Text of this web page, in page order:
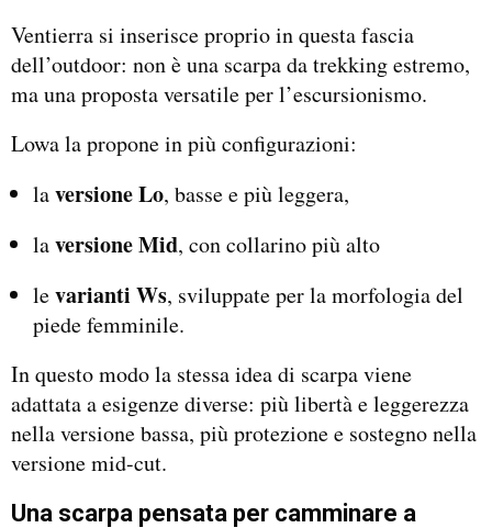
Ventierra si inserisce proprio in questa fascia
dell’outdoor: non è una scarpa da trekking estremo,
ma una proposta versatile per l’escursionismo.
Lowa la propone in più configurazioni:
laversione Lo, basse e più leggera,
laversione Mid, con collarino più alto
levarianti Ws, sviluppate per la morfologia del
piede femminile.
In questo modo la stessa idea di scarpa viene
adattata a esigenze diverse: più libertà e leggerezza
nella versione bassa, più protezione e sostegno nella
versione mid-cut.
Una scarpa pensata per camminare a